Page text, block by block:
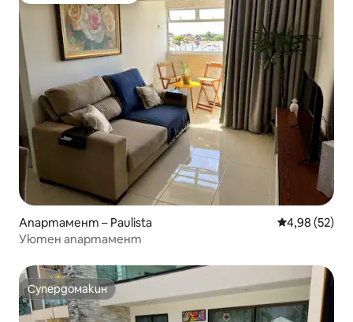
Апартамент – Paulista Средна
4,98 (52)
Уютен апартамент
Супердомакин
Супердомакин